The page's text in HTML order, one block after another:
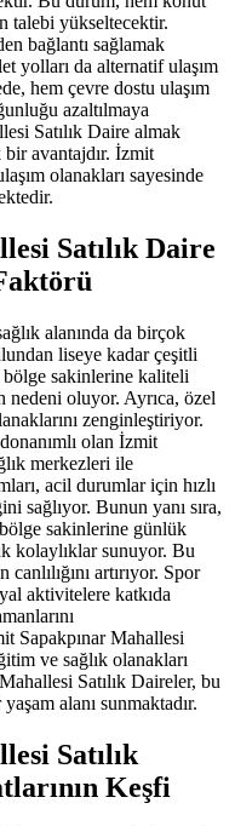
talebi yükseltecektir.
bağlantı sağlamak
yolları da alternatif ulaşım
hem çevre dostu ulaşım
azaltılmaya
Satılık Daire almak
bir avantajdır. İzmit
olanakları sayesinde
Satılık Daire
alanında da birçok
liseye kadar çeşitli
sakinlerine kaliteli
oluyor. Ayrıca, özel
zenginleştiriyor.
olan İzmit
merkezleri ile
acil durumlar için hızlı
sağlıyor. Bunun yanı sıra,
sakinlerine günlük
kolaylıklar sunuyor. Bu
artırıyor. Spor
aktivitelere katkıda
Sapakpınar Mahallesi
ve sağlık olanakları
Satılık Daireler, bu
alanı sunmaktadır.
Satılık
Keşfi